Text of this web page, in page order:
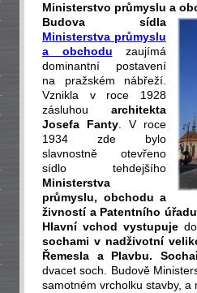
Ministerstvo průmyslu a
Budova sídla
Ministerstva průmyslu
a obchodu zaujímá
dominantní postavení
na pražském nábřeží.
Vznikla v roce 1928
zásluhou architekta
Josefa Fanty. V roce
1934 zde bylo
slavnostně otevřeno
sídlo tehdejšího
Ministerstva
průmyslu, obchodu a
živností a Patentního
Hlavní vchod vystupuje
sochami v nadživotní
Řemesla a Plavbu.
dvacet soch. Budově
samotném vrcholku stavby,